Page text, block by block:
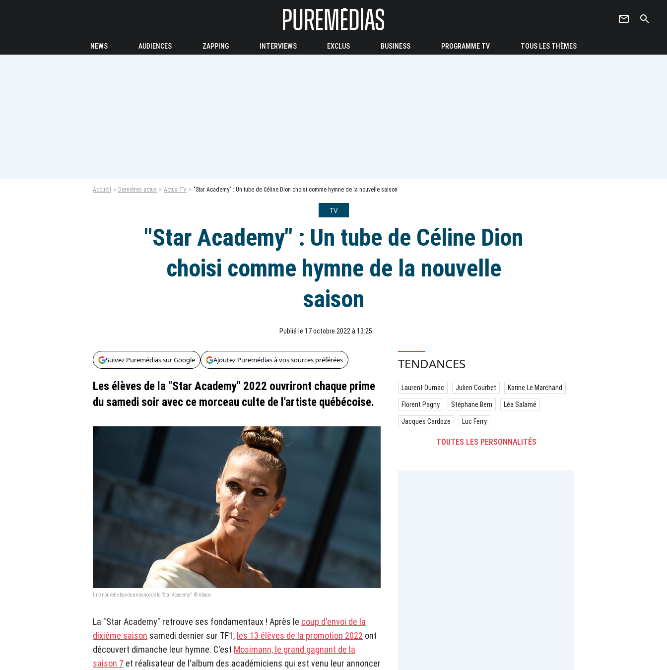
newsletter search
NEWS AUDIENCES ZAPPING INTERVIEWS EXCLUS BUSINESS PROGRAMME TV TOUS LES THÈMES
Accueil Dernières actus Actus TV "Star Academy" : Un tube de Céline Dion choisi comme hymne de la nouvelle saison
TV
"Star Academy" : Un tube de Céline Dion
choisi comme hymne de la nouvelle
saison
Publié le 17 octobre 2022 à 13:25
Suivez Puremédias sur Google Ajoutez Puremédias à vos sources préférées
Les élèves de la "Star Academy" 2022 ouvriront chaque prime
du samedi soir avec ce morceau culte de l'artiste québécoise.
Une nouvelle bande-annonce de la "Star Academy". © Abaca
La "Star Academy" retrouve ses fondamentaux ! Après le coup d'envoi de la
dixième saison samedi dernier sur TF1, les 13 élèves de la promotion 2022 ont
découvert dimanche leur hymne. C'est Mosimann, le grand gagnant de la
saison 7 et réalisateur de l'album des académiciens qui est venu leur annoncer
TENDANCES
Laurent Ournac Julien Courbet Karine Le Marchand
Florent Pagny Stéphane Bern Léa Salamé
Jacques Cardoze Luc Ferry
TOUTES LES PERSONNALITÉS